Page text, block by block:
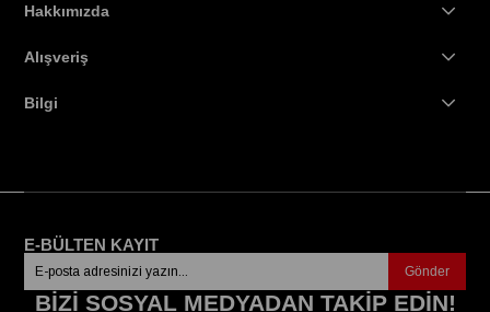
Hakkımızda
Alışveriş
Bilgi
E-BÜLTEN KAYIT
Gönder
BİZİ SOSYAL MEDYADAN TAKİP EDİN!